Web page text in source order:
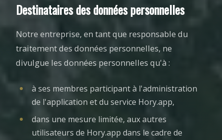
Destinataires des données personnelles
Notre entreprise, en tant que responsable du
traitement des données personnelles, ne
divulgue les données personnelles qu'à :
à ses membres participant à l'administration
de l'application et du service Hory.app,
dans une mesure limitée, aux autres
utilisateurs de Hory.app dans le cadre de